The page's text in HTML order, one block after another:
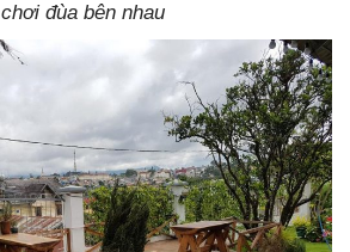
chơi đùa bên nhau